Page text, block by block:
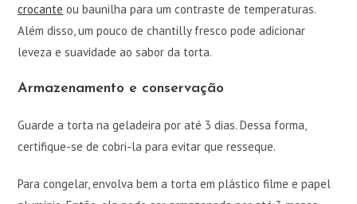
crocante ou baunilha para um contraste de temperaturas.
Além disso, um pouco de chantilly fresco pode adicionar
leveza e suavidade ao sabor da torta.
Armazenamento e conservação
Guarde a torta na geladeira por até 3 dias. Dessa forma,
certifique-se de cobri-la para evitar que resseque.
Para congelar, envolva bem a torta em plástico filme e papel